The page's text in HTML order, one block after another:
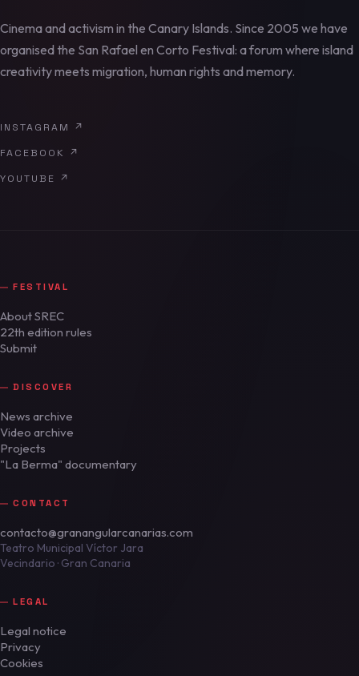
Cinema and activism in the Canary Islands. Since 2005 we have
organised the San Rafael en Corto Festival: a forum where island
creativity meets migration, human rights and memory.
INSTAGRAM
↗
FACEBOOK
↗
YOUTUBE
↗
FESTIVAL
About SREC
22th edition rules
Submit
DISCOVER
News archive
Video archive
Projects
"La Berma" documentary
CONTACT
contacto@granangularcanarias.com
Teatro Municipal Víctor Jara
Vecindario · Gran Canaria
LEGAL
Legal notice
Privacy
Cookies